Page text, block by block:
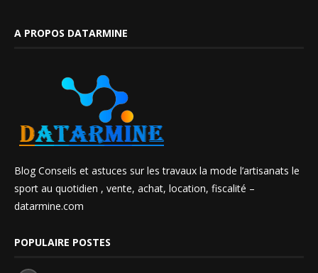
A PROPOS DATARMINE
Blog Conseils et astuces sur les travaux la mode l’artisanats le
sport au quotidien , vente, achat, location, fiscalité –
datarmine.com
POPULAIRE POSTES